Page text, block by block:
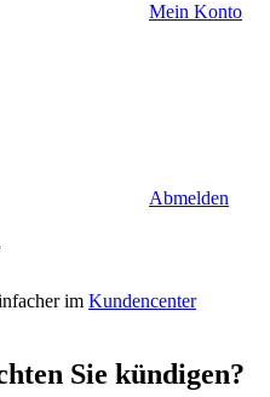
Mein Konto
Abmelden
im Kundencenter
Sie kündigen?